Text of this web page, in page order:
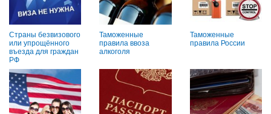
Страны безвизового
или упрощённого
въезда для граждан
РФ
Таможенные
правила ввоза
алкоголя
Таможенные
правила России